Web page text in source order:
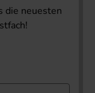
die neuesten